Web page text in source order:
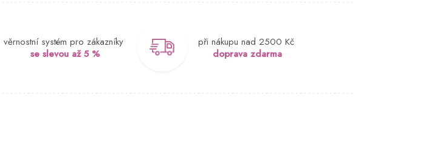
věrnostní systém pro zákazníky
se slevou až 5 %
při nákupu nad 2500 Kč
doprava zdarma